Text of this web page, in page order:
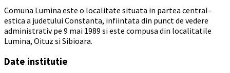
Comuna Lumina este o localitate situata in partea central-
estica a judetului Constanta, infiintata din punct de vedere
administrativ pe 9 mai 1989 si este compusa din localitatile
Lumina, Oituz si Sibioara.
Date institutie